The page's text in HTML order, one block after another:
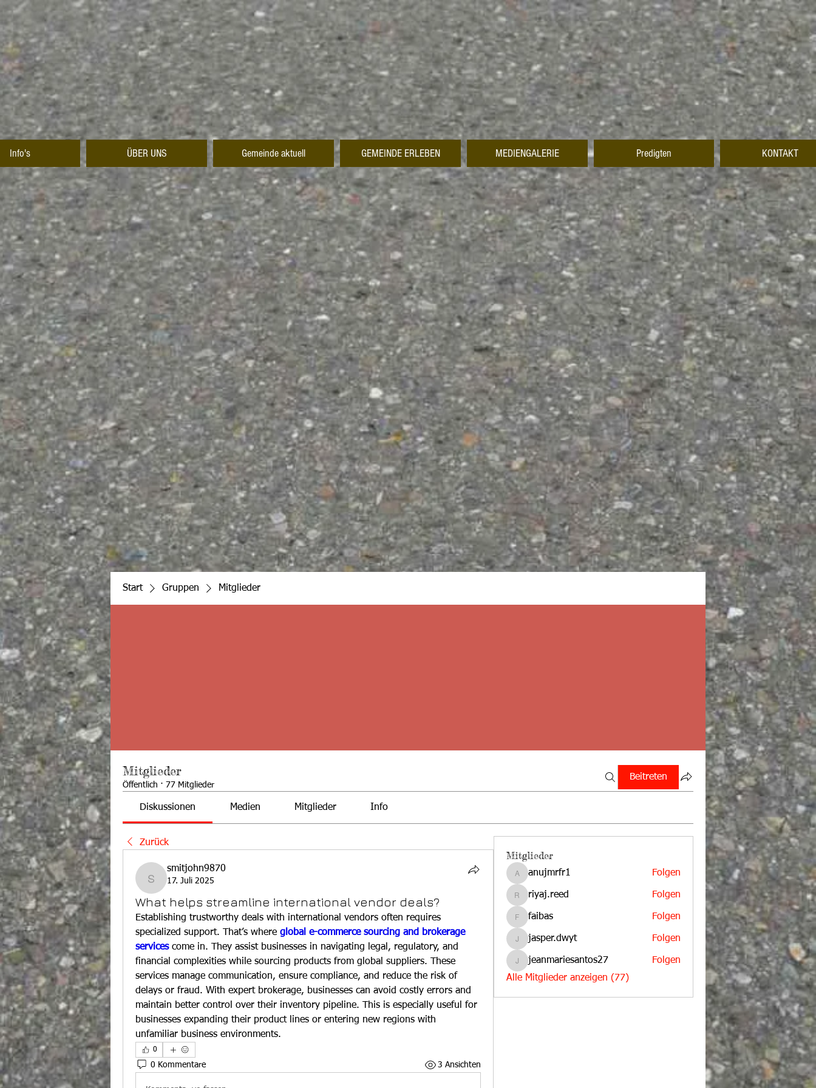
Info's ÜBER UNS Gemeinde aktuell GEMEINDE ERLEBEN MEDIENGALERIE Predigten KONTAKT
Start Gruppen Mitglieder
Mitglieder
Öffentlich · 77 Mitglieder
Beitreten
Diskussionen Medien Mitglieder Info
Zurück
smitjohn9870
smitjohn9870
17. Juli 2025
What helps streamline international vendor deals?
Establishing trustworthy deals with international vendors often requires
specialized support. That’s where global e-commerce sourcing and brokerage
services come in. They assist businesses in navigating legal, regulatory, and
financial complexities while sourcing products from global suppliers. These
services manage communication, ensure compliance, and reduce the risk of
delays or fraud. With expert brokerage, businesses can avoid costly errors and
maintain better control over their inventory pipeline. This is especially useful for
businesses expanding their product lines or entering new regions with
unfamiliar business environments.
0
0 Kommentare 3 Ansichten
Mitglieder
anujmrfr1
anujmrfr1 Folgen
riyaj.reed
riyaj.reed Folgen
faibas
faibas Folgen
jasper.dwyt
jasper.dwyt Folgen
jeanmariesantos27
jeanmariesantos27
Folgen
Alle Mitglieder anzeigen (77)